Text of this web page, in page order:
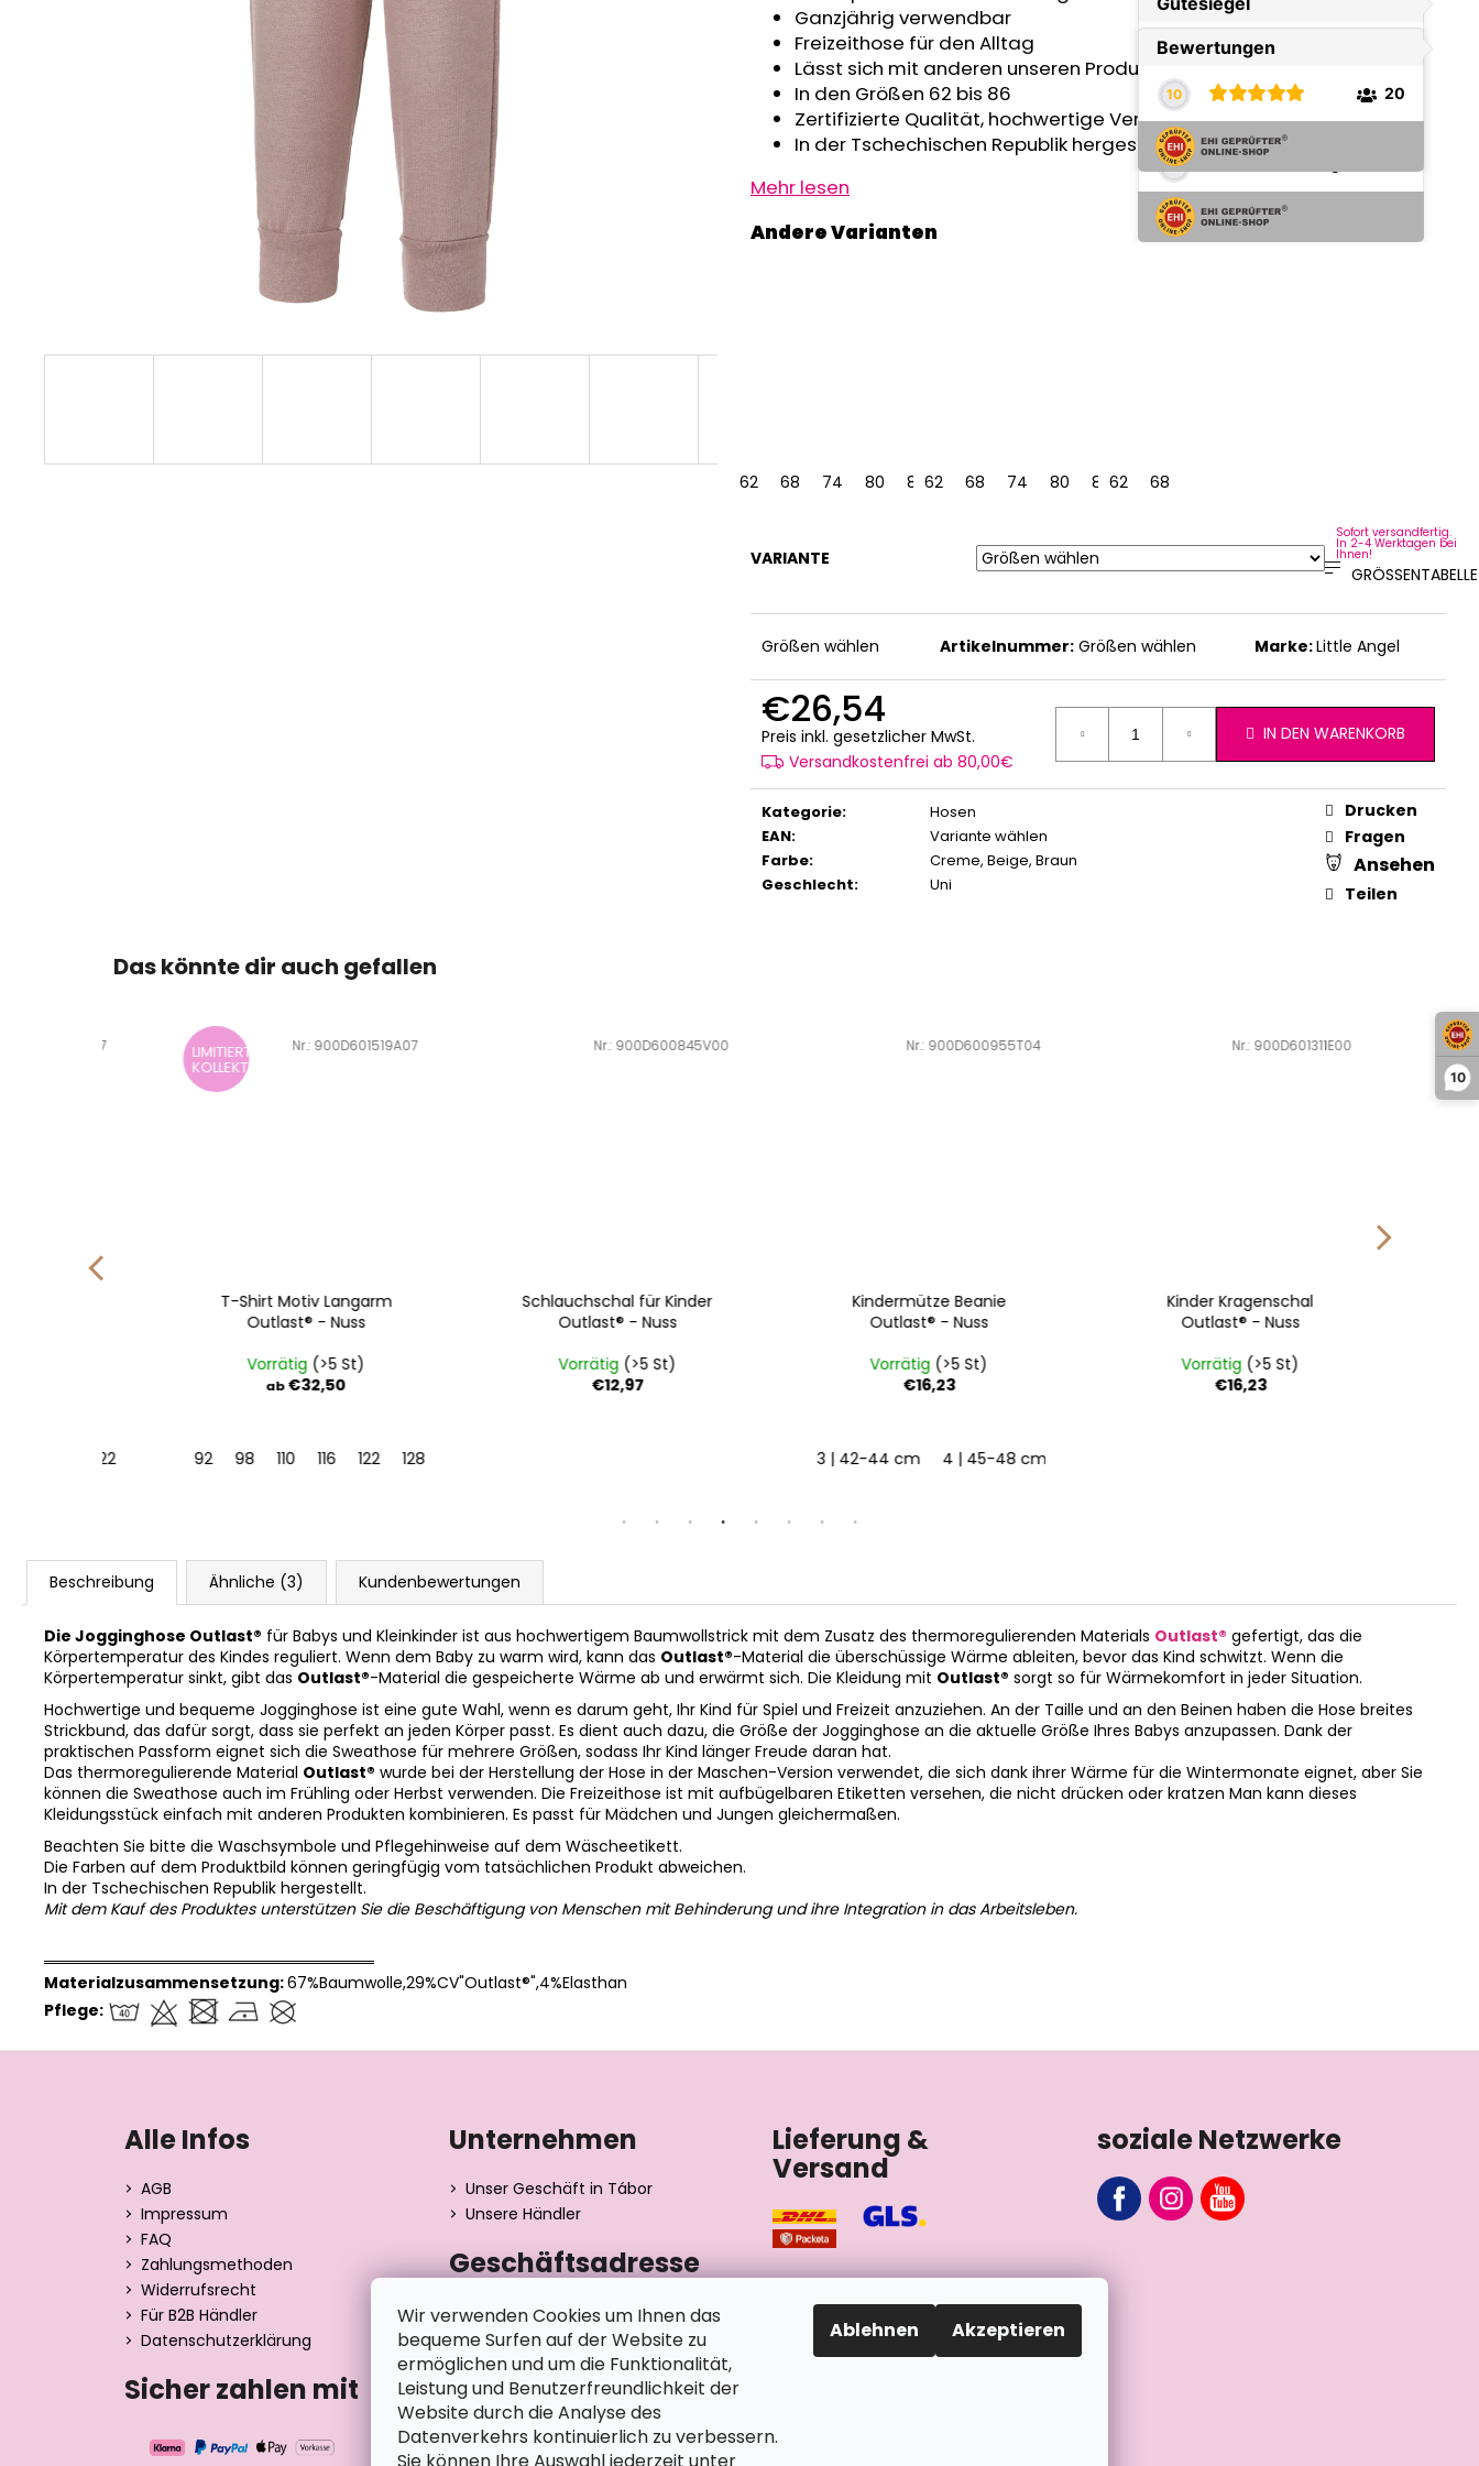
10
Wir verwenden Cookies um Ihnen das
bequeme Surfen auf der Website zu
ermöglichen und um die Funktionalität,
Leistung und Benutzerfreundlichkeit der
Website durch die Analyse des
Datenverkehrs kontinuierlich zu verbessern.
Ablehnen Akzeptieren
Ganzjährig verwendbar
Freizeithose für den Alltag
Lässt sich mit anderen unseren Produkten vielseitig kombinieren
In den Größen 62 bis 86
Zertifizierte Qualität, hochwertige Verarbeitung
In der Tschechischen Republik hergestellt
Mehr lesen
62 68 74 80 8662 68 74 80 8662 68
VARIANTE
Sofort versandfertig.
In 2-4 Werktagen bei
Ihnen!
GRÖSSENTABELLE
Größen wählen Artikelnummer: Größen wählen Marke:Little Angel
€26,54
Preis inkl. gesetzlicher MwSt.
Versandkostenfrei ab 80,00€
IN DEN WARENKORB
Kategorie:
Hosen
EAN:
Variante wählen
Farbe: Creme, Beige, Braun
Geschlecht: Uni
Drucken
Fragen
Ansehen
Teilen
Das könnte dir auch gefallen
128
LIMITIERTE
KOLLEKTION
T-Shirt Motiv Langarm
Outlast® - Nuss
Vorrätig(>5 St)
€32,50
98 110 116 122 128
Art.-Nr.: 900D601519A07
Schlauchschal für Kinder
Outlast® - Nuss
Vorrätig(>5 St)
€12,97
900D600845V00
Kindermütze Beanie
Outlast® - Nuss
Vorrätig(>5 St)
€16,23
3 | 42-44 cm 4 | 45-48 cm
900D600955T04
Kinder Kragenschal
Outlast® - Nuss
Vorrätig(>5 St)
€16,23
900D601311E00
Beschreibung Ähnliche (3) Kundenbewertungen
Die Jogginghose Outlast® für Babys und Kleinkinder ist aus hochwertigem Baumwollstrick mit dem Zusatz des thermoregulierenden Materials Outlast® gefertigt, das die
Körpertemperatur des Kindes reguliert. Wenn dem Baby zu warm wird, kann das Outlast®-Material die überschüssige Wärme ableiten, bevor das Kind schwitzt. Wenn die
Körpertemperatur sinkt, gibt das Outlast®-Material die gespeicherte Wärme ab und erwärmt sich. Die Kleidung mit Outlast® sorgt so für Wärmekomfort in jeder Situation.
Hochwertige und bequeme Jogginghose ist eine gute Wahl, wenn es darum geht, Ihr Kind für Spiel und Freizeit anzuziehen. An der Taille und an den Beinen haben die Hose breites
Strickbund, das dafür sorgt, dass sie perfekt an jeden Körper passt. Es dient auch dazu, die Größe der Jogginghose an die aktuelle Größe Ihres Babys anzupassen. Dank der
praktischen Passform eignet sich die Sweathose für mehrere Größen, sodass Ihr Kind länger Freude daran hat.
Das thermoregulierende Material Outlast® wurde bei der Herstellung der Hose in der Maschen-Version verwendet, die sich dank ihrer Wärme für die Wintermonate eignet, aber Sie
können die Sweathose auch im Frühling oder Herbst verwenden. Die Freizeithose ist mit aufbügelbaren Etiketten versehen, die nicht drücken oder kratzen Man kann dieses
Kleidungsstück einfach mit anderen Produkten kombinieren. Es passt für Mädchen und Jungen gleichermaßen.
Beachten Sie bitte die Waschsymbole und Pflegehinweise auf dem Wäscheetikett.
Die Farben auf dem Produktbild können geringfügig vom tatsächlichen Produkt abweichen.
In der Tschechischen Republik hergestellt.
Mit dem Kauf des Produktes unterstützen Sie die Beschäftigung von Menschen mit Behinderung und ihre Integration in das Arbeitsleben.
══════════════════════════════
Materialzusammensetzung:67%Baumwolle,29%CV"Outlast®",4%Elasthan
Pflege:
€32,50
€24,90
Alle Infos
AGB
Impressum
FAQ
Zahlungsmethoden
Widerrufsrecht
Für B2B Händler
Datenschutzerklärung
Sicher zahlen mit
Unternehmen
Unser Geschäft in Tábor
Unsere Händler
Geschäftsadresse
Dita výrobní družstvo invalidů
Stránského 2510/1
390 02 Tábor
Tschechische Republik
Lieferung &
Versand
soziale Netzwerke